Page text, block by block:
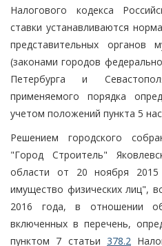
Налогового кодекса
ставки устанавливаются
представительных органов
(законами городов
Петербурга и
применяемого порядка
учетом положений пункта 5
Решением городского
"Город Строитель"
области от 20 ноября
имущество физических лиц",
2016 года, в отношении
включенных в перечень,
пунктом 7 статьи 378.2